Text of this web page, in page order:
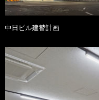
中日ビル建替計画